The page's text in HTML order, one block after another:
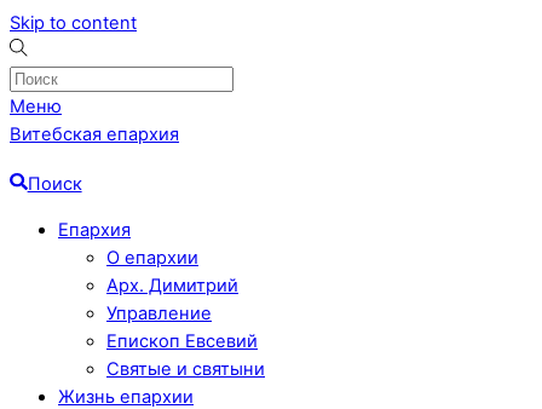
Skip to content
Меню
Витебская епархия
Поиск
Епархия
О епархии
Арх. Димитрий
Управление
Епископ Евсевий
Святые и святыни
Жизнь епархии